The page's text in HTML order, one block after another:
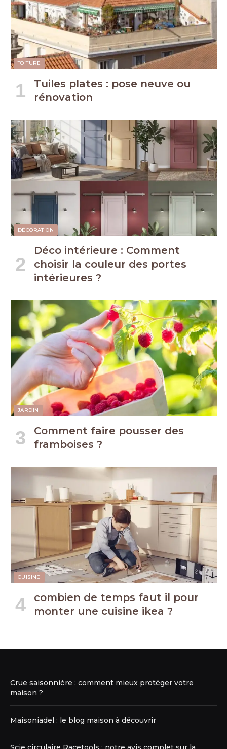
TOITURE
Tuiles plates : pose neuve ou
rénovation
DÉCORATION
Déco intérieure : Comment
choisir la couleur des portes
intérieures ?
JARDIN
Comment faire pousser des
framboises ?
CUISINE
combien de temps faut il pour
monter une cuisine ikea ?
Crue saisonnière : comment mieux protéger votre
maison ?
Maisoniadel : le blog maison à découvrir